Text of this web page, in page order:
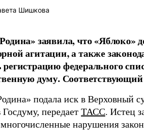
Шишкова
заявила, что «Яблоко»
агитации, а также
федерального
думу.
подала иск в Верховный
передает ТАСС. Истец
нарушения